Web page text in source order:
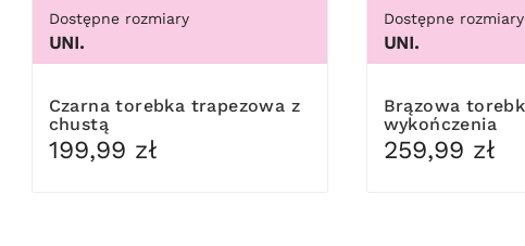
Dostępne rozmiary
UNI.
Czarna torebka trapezowa z
chustą
199,99 zł
Dostępne rozmiary
UNI.
Brązowa torebka kamelowe
wykończenia
259,99 zł